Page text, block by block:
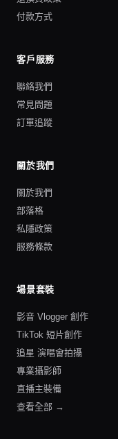
付款方式
客戶服務
聯絡我們
常見問題
訂單追蹤
關於我們
關於我們
部落格
私隱政策
服務條款
場景套裝
影音 Vlogger 創作
TikTok 短片創作
追星 演唱會拍攝
專業攝影師
直播主裝備
查看全部 →